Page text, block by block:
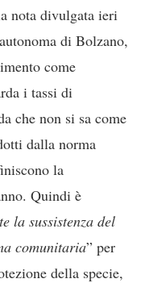
nota divulgata ieri
di Bolzano,
come
i tassi di
che non si sa come
dalla norma
la
Quindi è
la sussistenza del
comunitaria” per
della specie,